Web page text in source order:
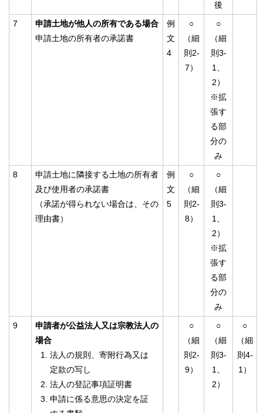
後
7
申請土地が他人の所有である場合
申請土地の所有者の承諾書
例
文
4
○
（細
則2-
7）
○
（細
則3-
1、
2）
※拡
張す
る部
分の
み
8
申請土地に隣接する土地の所有者
及び使用者の承諾書
（承諾が得られない場合は、その
理由書）
例
文
5
○
（細
則2-
8）
○
（細
則3-
1、
2）
※拡
張す
る部
分の
み
9
申請者が公益法人又は宗教法人の
場合
法人の規則、寄附行為又は
定款の写し
法人の登記事項証明書
申請に係る意思の決定を証
○
（細
則2-
9）
○
（細
則3-
1、
2）
○
（細
則4-
1）